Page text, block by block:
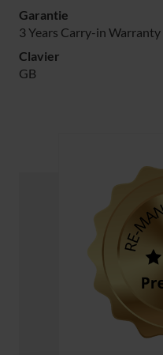
Garantie
3 Years Carry-in Warranty
Clavier
GB